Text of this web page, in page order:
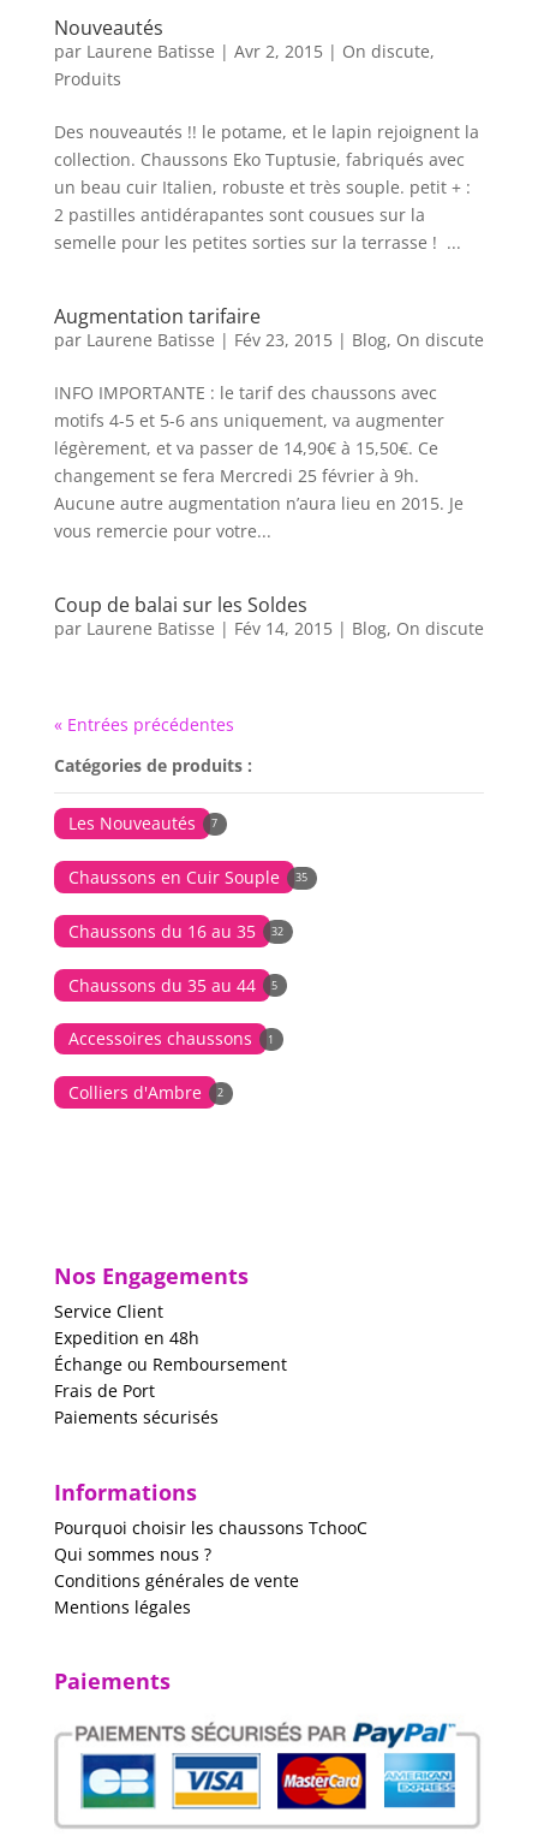
Nouveautés
par Laurene Batisse | Avr 2, 2015| On discute,
Produits
Des nouveautés !! le potame, et le lapin rejoignent la
collection. Chaussons Eko Tuptusie, fabriqués avec
un beau cuir Italien, robuste et très souple. petit + :
2 pastilles antidérapantes sont cousues sur la
semelle pour les petites sorties sur la terrasse ! ...
Augmentation tarifaire
par Laurene Batisse | Fév 23, 2015| Blog, On discute
INFO IMPORTANTE : le tarif des chaussons avec
motifs 4-5 et 5-6 ans uniquement, va augmenter
légèrement, et va passer de 14,90€ à 15,50€. Ce
changement se fera Mercredi 25 février à 9h.
Aucune autre augmentation n’aura lieu en 2015. Je
vous remercie pour votre...
Coup de balai sur les Soldes
par Laurene Batisse | Fév 14, 2015| Blog, On discute
« Entrées précédentes
Catégories de produits :
Les Nouveautés 7
Chaussons en Cuir Souple 35
Chaussons du 16 au 35 32
Chaussons du 35 au 44 5
Accessoires chaussons 1
Colliers d'Ambre 2
Nos Engagements
Service Client
Expedition en 48h
Échange ou Remboursement
Frais de Port
Paiements sécurisés
Informations
Pourquoi choisir les chaussons TchooC
Qui sommes nous ?
Conditions générales de vente
Mentions légales
Paiements